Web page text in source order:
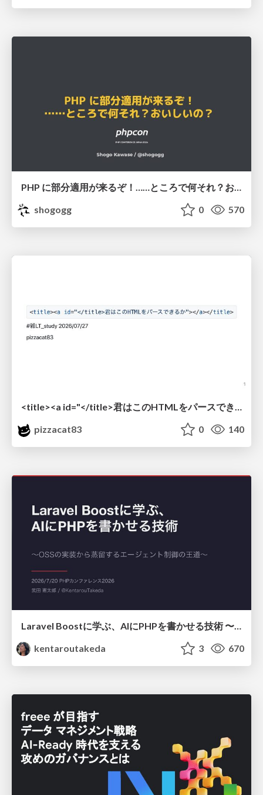
PHP に部分適用が来るぞ！……ところで何それ？おいしいの？ #phpcon / phpcon-2026
shogogg
0 570
pizzacat83
0 140
Laravel Boostに学ぶ、AIにPHPを書かせる技術 〜OSSの実装から蒸留するエージェント制御の王道〜
kentaroutakeda
3 670